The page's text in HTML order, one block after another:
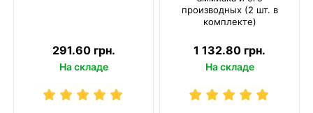
291.60 грн.
На складе
производных (2 шт. в
комплекте)
1 132.80 грн.
На складе